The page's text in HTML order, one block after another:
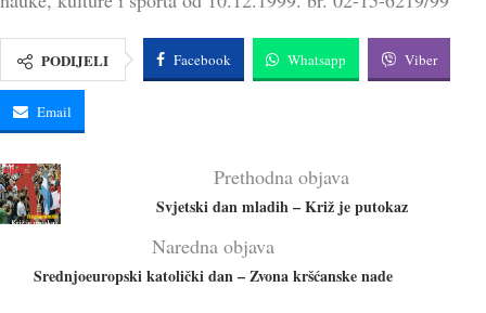
PODIJELI Facebook Whatsapp Viber
Email
Prethodna objava
Svjetski dan mladih – Križ je putokaz
Naredna objava
Srednjoeuropski katolički dan – Zvona kršćanske nade